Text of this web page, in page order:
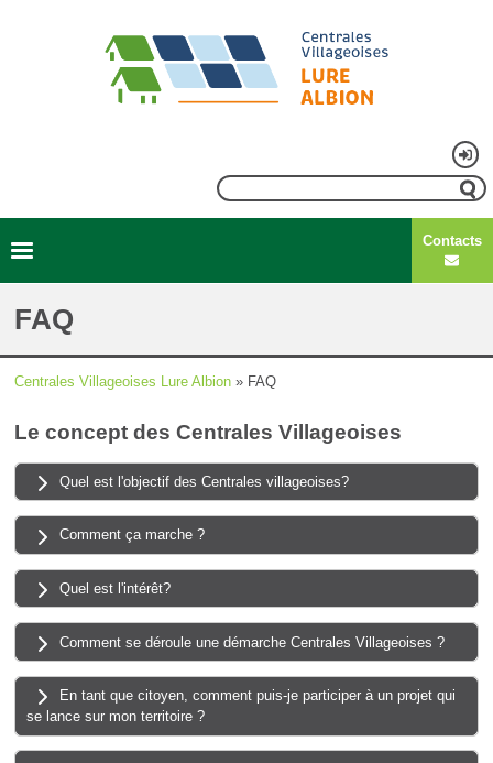
Rechercher
compte
de
l'utilisateur
Navigation
menu
Contacts
FAQ
d'Ariane
Centrales Villageoises Lure Albion FAQ
Le concept des Centrales Villageoises
Quel est l'objectif des Centrales villageoises?
Comment ça marche ?
Quel est l'intérêt?
Comment se déroule une démarche Centrales Villageoises ?
En tant que citoyen, comment puis-je participer à un projet qui
se lance sur mon territoire ?